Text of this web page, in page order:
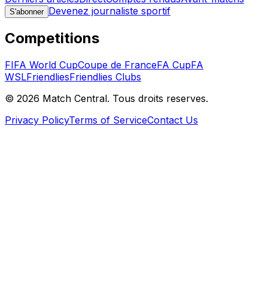
S'abonner Devenez journaliste sportif
Competitions
FIFA World CupCoupe de FranceFA CupFA
WSLFriendliesFriendlies Clubs
© 2026 Match Central. Tous droits reserves.
Privacy PolicyTerms of ServiceContact Us